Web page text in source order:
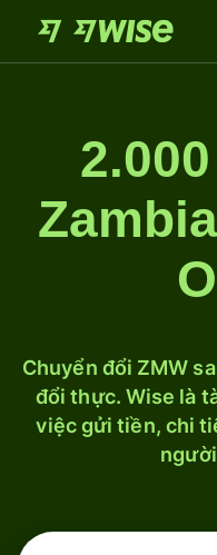
Chuyển đổi ZMW
đổi thực. Wise là
việc gửi tiền, chi